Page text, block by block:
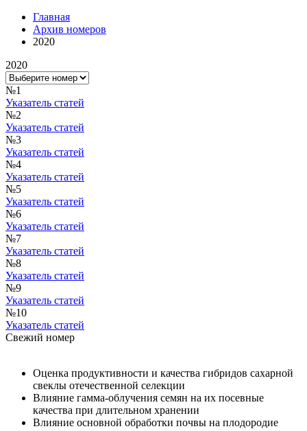
Главная
Архив номеров
2020
2020
№1
Указатель статей
№2
Указатель статей
№3
Указатель статей
№4
Указатель статей
№5
Указатель статей
№6
Указатель статей
№7
Указатель статей
№8
Указатель статей
№9
Указатель статей
№10
Указатель статей
Свежий номер
Оценка продуктивности и качества гибридов сахарной
свеклы отечественной селекции
Влияние гамма-облучения семян на их посевные
качества при длительном хранении
Влияние основной обработки почвы на плодородие